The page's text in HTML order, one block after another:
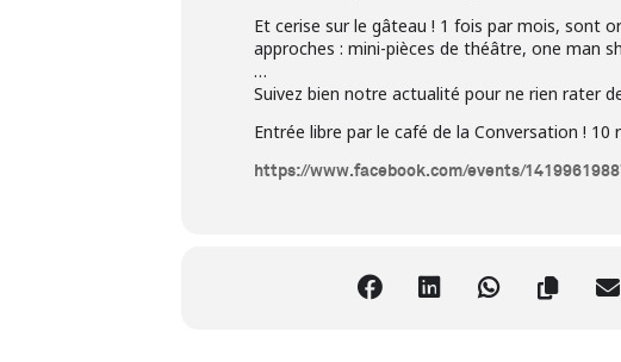
Et cerise sur le gâteau ! 1 fois par mois, sont
approches : mini-pièces de théâtre, one man
…
Suivez bien notre actualité pour ne rien rater
Entrée libre par le café de la Conversation ! 10
https://www.facebook.com/events/